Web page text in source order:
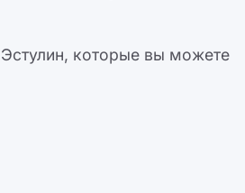
которые вы можете